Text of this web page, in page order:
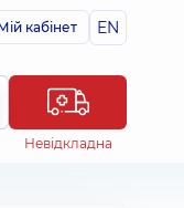
кабінет EN
Невідкладна